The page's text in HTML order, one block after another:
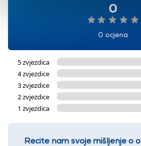
0
0 ocjena
5 zvjezdica
4 zvjezdice
3 zvjezdice
2 zvjezdice
1 zvjezdica
Recite nam svoje mišljenje o